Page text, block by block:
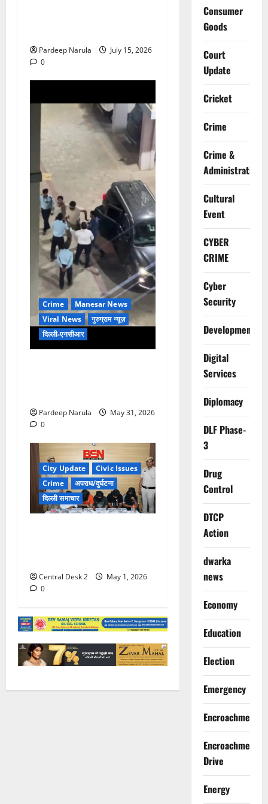
Pardeep Narula
July 15, 2026
0
Crime
Manesar News
Viral News
गुरुग्राम न्यूज़
दिल्ली-एनसीआर
Pardeep Narula
May 31, 2026
0
City Update
Civic Issues
Crime
अपराध/दुर्घटना
दिल्ली समाचार
Central Desk 2
May 1, 2026
0
Consumer
Goods
Court
Update
Cricket
Crime
Crime &
Administration
Cultural
Event
CYBER
CRIME
Cyber
Security
Development
Digital
Services
Diplomacy
DLF Phase-
3
Drug
Control
DTCP
Action
dwarka
news
Economy
Education
Election
Emergency
Encroachment
Encroachment
Drive
Energy